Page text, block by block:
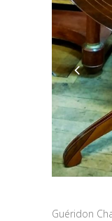
Guéridon